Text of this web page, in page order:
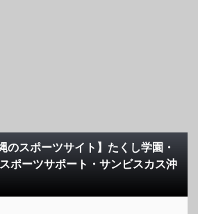
のスポーツサイト】たくし学園・
ポーツサポート・サンビスカス沖